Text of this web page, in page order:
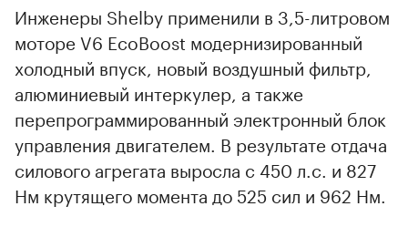
Инженеры Shelby применили в 3,5-литровом
моторе V6 EcoBoost модернизированный
холодный впуск, новый воздушный фильтр,
алюминиевый интеркулер, а также
перепрограммированный электронный блок
управления двигателем. В результате отдача
силового агрегата выросла с 450 л.с. и 827
Нм крутящего момента до 525 сил и 962 Нм.